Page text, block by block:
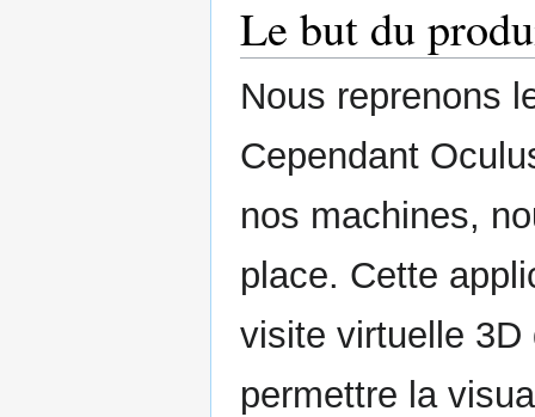
Le but du
Nous reprenons
Cependant
nos machines,
place. Cette
visite virtuelle 3D
permettre la